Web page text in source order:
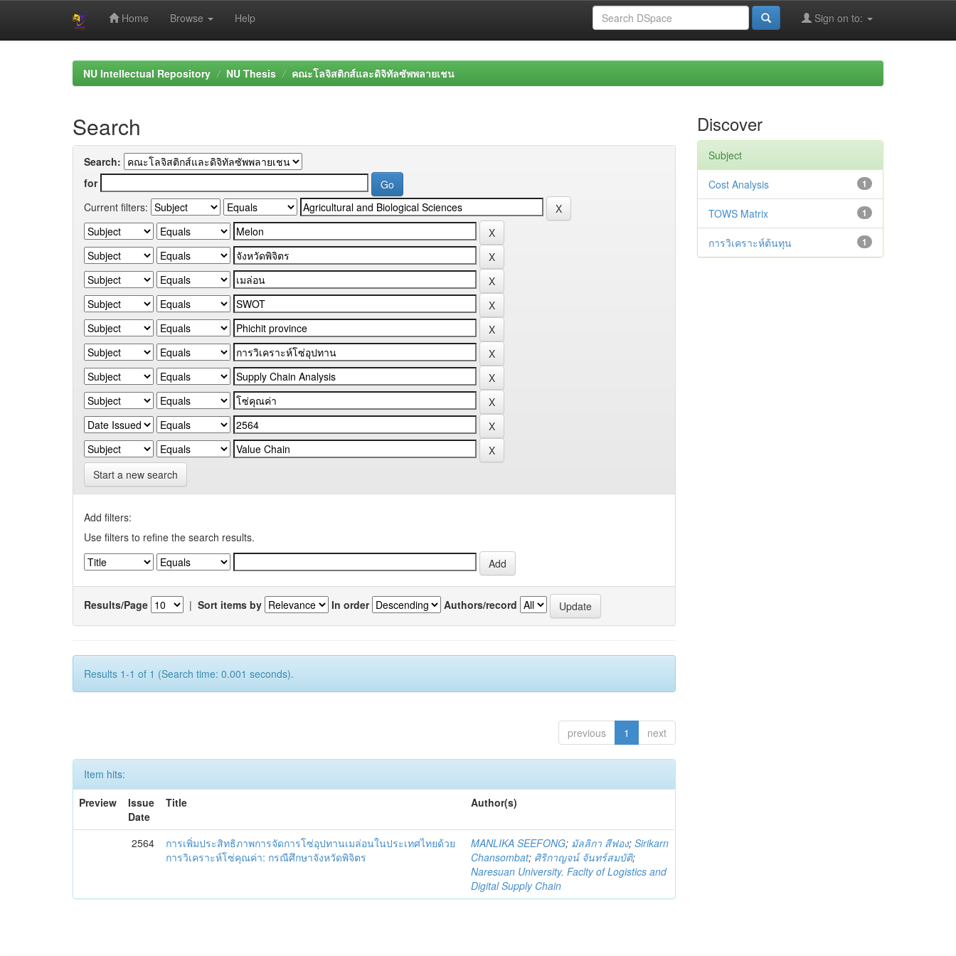
Home Browse Help Sign on to:
NU Intellectual Repository NU Thesis คณะโลจิสติกส์และดิจิทัลซัพพลายเชน
Search
Search:
for
Current filters:
Start a new search
Add filters:
Use filters to refine the search results.
Results/Page | Sort items by In order Authors/record
Results 1-1 of 1 (Search time: 0.001 seconds).
previous 1 next
Item hits:
Preview
Issue
Date
Title Author(s)
2564
การเพิ่มประสิทธิภาพการจัดการโซ่อุปทานเมล่อนในประเทศไทยด้วย
การวิเคราะห์โซ่คุณค่า: กรณีศึกษาจังหวัดพิจิตร
MANLIKA SEEFONG; มัลลิกา สีฟอง;Sirikarn
Chansombat; ศิริกาญจน์ จันทร์สมบัติ;
Naresuan University. Faclty of Logistics and
Digital Supply Chain
Discover
Subject
1
Cost Analysis
1
TOWS Matrix
1
การวิเคราะห์ต้นทุน